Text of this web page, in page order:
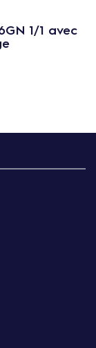
1/1 avec